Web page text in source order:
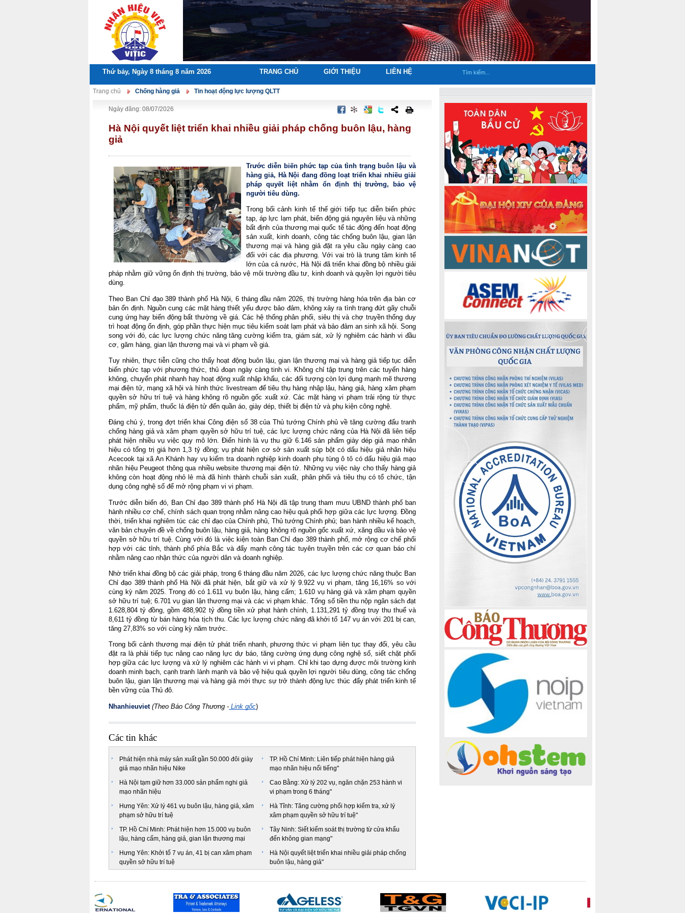
Thứ bảy, Ngày 8 tháng 8 năm 2026 TRANG CHỦ GIỚI THIỆU LIÊN HỆ
Trang chủ Chống hàng giả Tin hoạt động lực lượng QLTT
Ngày đăng: 08/07/2026
Hà Nội quyết liệt triển khai nhiều giải pháp chống buôn lậu, hàng
giả
Trước diễn biến phức tạp của tình trạng buôn lậu và
hàng giả, Hà Nội đang đồng loạt triển khai nhiều giải
pháp quyết liệt nhằm ổn định thị trường, bảo vệ
người tiêu dùng.
Trong bối cảnh kinh tế thế giới tiếp tục diễn biến phức
tạp, áp lực lạm phát, biến động giá nguyên liệu và những
bất định của thương mại quốc tế tác động đến hoạt động
sản xuất, kinh doanh, công tác chống buôn lậu, gian lận
thương mại và hàng giả đặt ra yêu cầu ngày càng cao
đối với các địa phương. Với vai trò là trung tâm kinh tế
lớn của cả nước, Hà Nội đã triển khai đồng bộ nhiều giải
pháp nhằm giữ vững ổn định thị trường, bảo vệ môi trường đầu tư, kinh doanh và quyền lợi người tiêu
dùng.
Theo Ban Chỉ đạo 389 thành phố Hà Nội, 6 tháng đầu năm 2026, thị trường hàng hóa trên địa bàn cơ
bản ổn định. Nguồn cung các mặt hàng thiết yếu được bảo đảm, không xảy ra tình trạng đứt gãy chuỗi
cung ứng hay biến động bất thường về giá. Các hệ thống phân phối, siêu thị và chợ truyền thống duy
trì hoạt động ổn định, góp phần thực hiện mục tiêu kiểm soát lạm phát và bảo đảm an sinh xã hội. Song
song với đó, các lực lượng chức năng tăng cường kiểm tra, giám sát, xử lý nghiêm các hành vi đầu
cơ, găm hàng, gian lận thương mại và vi phạm về giá.
Tuy nhiên, thực tiễn cũng cho thấy hoạt động buôn lậu, gian lận thương mại và hàng giả tiếp tục diễn
biến phức tạp với phương thức, thủ đoạn ngày càng tinh vi. Không chỉ tập trung trên các tuyến hàng
không, chuyển phát nhanh hay hoạt động xuất nhập khẩu, các đối tượng còn lợi dụng mạnh mẽ thương
mại điện tử, mạng xã hội và hình thức livestream để tiêu thụ hàng nhập lậu, hàng giả, hàng xâm phạm
quyền sở hữu trí tuệ và hàng không rõ nguồn gốc xuất xứ. Các mặt hàng vi phạm trải rộng từ thực
phẩm, mỹ phẩm, thuốc lá điện tử đến quần áo, giày dép, thiết bị điện tử và phụ kiện công nghệ.
Đáng chú ý, trong đợt triển khai Công điện số 38 của Thủ tướng Chính phủ về tăng cường đấu tranh
chống hàng giả và xâm phạm quyền sở hữu trí tuệ, các lực lượng chức năng của Hà Nội đã liên tiếp
phát hiện nhiều vụ việc quy mô lớn. Điển hình là vụ thu giữ 6.146 sản phẩm giày dép giả mạo nhãn
hiệu có tổng trị giá hơn 1,3 tỷ đồng; vụ phát hiện cơ sở sản xuất súp bột có dấu hiệu giả nhãn hiệu
Acecook tại xã An Khánh hay vụ kiểm tra doanh nghiệp kinh doanh phụ tùng ô tô có dấu hiệu giả mạo
nhãn hiệu Peugeot thông qua nhiều website thương mại điện tử. Những vụ việc này cho thấy hàng giả
không còn hoạt động nhỏ lẻ mà đã hình thành chuỗi sản xuất, phân phối và tiêu thụ có tổ chức, tận
dụng công nghệ số để mở rộng phạm vi vi phạm.
Trước diễn biến đó, Ban Chỉ đạo 389 thành phố Hà Nội đã tập trung tham mưu UBND thành phố ban
hành nhiều cơ chế, chính sách quan trọng nhằm nâng cao hiệu quả phối hợp giữa các lực lượng. Đồng
thời, triển khai nghiêm túc các chỉ đạo của Chính phủ, Thủ tướng Chính phủ; ban hành nhiều kế hoạch,
văn bản chuyên đề về chống buôn lậu, hàng giả, hàng không rõ nguồn gốc xuất xứ, xăng dầu và bảo vệ
quyền sở hữu trí tuệ. Cùng với đó là việc kiện toàn Ban Chỉ đạo 389 thành phố, mở rộng cơ chế phối
hợp với các tỉnh, thành phố phía Bắc và đẩy mạnh công tác tuyên truyền trên các cơ quan báo chí
nhằm nâng cao nhận thức của người dân và doanh nghiệp.
Nhờ triển khai đồng bộ các giải pháp, trong 6 tháng đầu năm 2026, các lực lượng chức năng thuộc Ban
Chỉ đạo 389 thành phố Hà Nội đã phát hiện, bắt giữ và xử lý 9.922 vụ vi phạm, tăng 16,16% so với
cùng kỳ năm 2025. Trong đó có 1.611 vụ buôn lậu, hàng cấm; 1.610 vụ hàng giả và xâm phạm quyền
sở hữu trí tuệ; 6.701 vụ gian lận thương mại và các vi phạm khác. Tổng số tiền thu nộp ngân sách đạt
1.628,804 tỷ đồng, gồm 488,902 tỷ đồng tiền xử phạt hành chính, 1.131,291 tỷ đồng truy thu thuế và
8,611 tỷ đồng từ bán hàng hóa tịch thu. Các lực lượng chức năng đã khởi tố 147 vụ án với 201 bị can,
tăng 27,83% so với cùng kỳ năm trước.
Trong bối cảnh thương mại điện tử phát triển nhanh, phương thức vi phạm liên tục thay đổi, yêu cầu
đặt ra là phải tiếp tục nâng cao năng lực dự báo, tăng cường ứng dụng công nghệ số, siết chặt phối
hợp giữa các lực lượng và xử lý nghiêm các hành vi vi phạm. Chỉ khi tạo dựng được môi trường kinh
doanh minh bạch, cạnh tranh lành mạnh và bảo vệ hiệu quả quyền lợi người tiêu dùng, công tác chống
buôn lậu, gian lận thương mại và hàng giả mới thực sự trở thành động lực thúc đẩy phát triển kinh tế
bền vững của Thủ đô.
Nhanhieuviet (Theo Báo Công Thương - Link gốc)
Các tin khác
Phát hiện nhà máy sản xuất gần 50.000 đôi giày
giả mạo nhãn hiệu Nike
TP. Hồ Chí Minh: Liên tiếp phát hiện hàng giả
mạo nhãn hiệu nổi tiếng"
Hà Nội tạm giữ hơn 33.000 sản phẩm nghi giả
mạo nhãn hiệu
Cao Bằng: Xử lý 202 vụ, ngăn chặn 253 hành vi
vi phạm trong 6 tháng"
Hưng Yên: Xử lý 461 vụ buôn lậu, hàng giả, xâm
phạm sở hữu trí tuệ
Hà Tĩnh: Tăng cường phối hợp kiểm tra, xử lý
xâm phạm quyền sở hữu trí tuệ"
TP. Hồ Chí Minh: Phát hiện hơn 15.000 vụ buôn
lậu, hàng cấm, hàng giả, gian lận thương mại
Tây Ninh: Siết kiểm soát thị trường từ cửa khẩu
đến không gian mạng"
Hưng Yên: Khởi tố 7 vụ án, 41 bị can xâm phạm
quyền sở hữu trí tuệ
Hà Nội quyết liệt triển khai nhiều giải pháp chống
buôn lậu, hàng giả"